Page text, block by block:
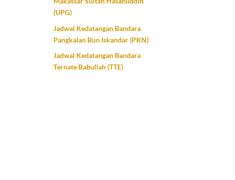
(UPG)
Jadwal Kedatangan Bandara
Pangkalan Bun Iskandar (PKN)
Jadwal Kedatangan Bandara
Ternate Babullah (TTE)